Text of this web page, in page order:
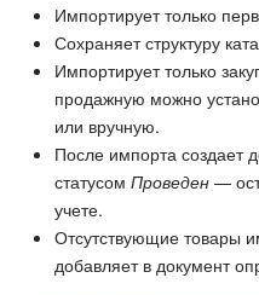
Импортирует только
Сохраняет структуру
Импортирует только
продажную можно
или вручную.
После импорта создает
статусом Проведен —
учете.
Отсутствующие товары
добавляет в документ